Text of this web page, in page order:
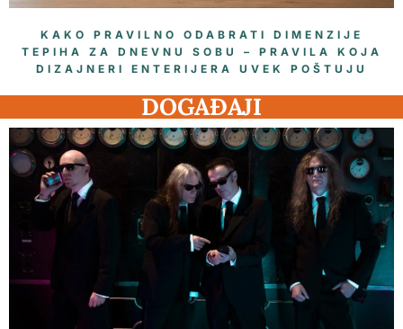
KAKO PRAVILNO ODABRATI DIMENZIJE
TEPIHA ZA DNEVNU SOBU – PRAVILA KOJA
DIZAJNERI ENTERIJERA UVEK POŠTUJU
DOGAĐAJI